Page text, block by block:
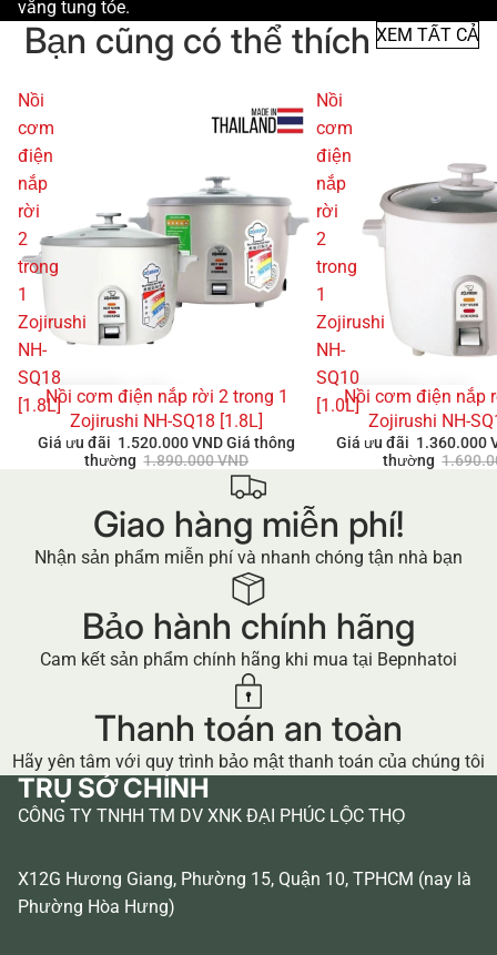
văng tung tóe.
Bạn cũng có thể thích XEM TẤT CẢ
Nồi
cơm
điện
nắp
rời
2
trong
1
Zojirushi
NH-
SQ18
[1.8L]
GIẢM GIÁ
Nồi cơm điện nắp rời 2 trong 1
Zojirushi NH-SQ18 [1.8L]
Giá ưu đãi 1.520.000 VND Giá thông
thường 1.890.000 VND
Nồi
cơm
điện
nắp
rời
2
trong
1
Zojirushi
NH-
SQ10
[1.0L]
GIẢM GIÁ
Nồi cơm điện nắp
Zojirushi NH-
Giá ưu đãi 1.360.000
thường
Giao hàng miễn phí!
Nhận sản phẩm miễn phí và nhanh chóng tận nhà bạn
Bảo hành chính hãng
Cam kết sản phẩm chính hãng khi mua tại Bepnhatoi
Thanh toán an toàn
Hãy yên tâm với quy trình bảo mật thanh toán của chúng tôi
TRỤ SỞ CHÍNH
CÔNG TY TNHH TM DV XNK ĐẠI PHÚC LỘC THỌ
X12G Hương Giang, Phường 15, Quận 10, TPHCM (nay là
Phường Hòa Hưng)